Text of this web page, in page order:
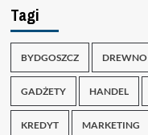
Tagi
BYDGOSZCZ DREWNO
GADŻETY HANDEL
KREDYT MARKETING